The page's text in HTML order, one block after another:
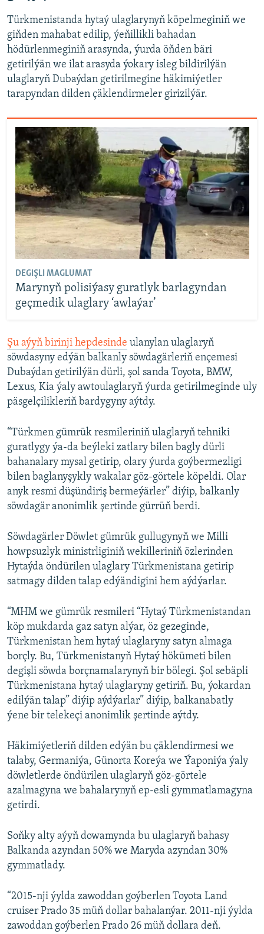
Türkmenistanda hytaý ulaglarynyň köpelmeginiň we
giňden mahabat edilip, ýeňillikli bahadan
hödürlenmeginiň arasynda, ýurda öňden bäri
getirilýän we ilat arasyda ýokary isleg bildirilýän
ulaglaryň Dubaýdan getirilmegine häkimiýetler
tarapyndan dilden çäklendirmeler girizilýär.
DEGIŞLI MAGLUMAT
Marynyň polisiýasy guratlyk barlagyndan
geçmedik ulaglary ‘awlaýar’
Şu aýyň birinji hepdesinde ulanylan ulaglaryň
söwdasyny edýän balkanly söwdagärleriň ençemesi
Dubaýdan getirilýän dürli, şol sanda Toyota, BMW,
Lexus, Kia ýaly awtoulaglaryň ýurda getirilmeginde uly
päsgelçilikleriň bardygyny aýtdy.
“Türkmen gümrük resmileriniň ulaglaryň tehniki
guratlygy ýa-da beýleki zatlary bilen bagly dürli
bahanalary mysal getirip, olary ýurda goýbermezligi
bilen baglanyşykly wakalar göz-görtele köpeldi. Olar
anyk resmi düşündiriş bermeýärler” diýip, balkanly
söwdagär anonimlik şertinde gürrüň berdi.
Söwdagärler Döwlet gümrük gullugynyň we Milli
howpsuzlyk ministrliginiň wekilleriniň özlerinden
Hytaýda öndürilen ulaglary Türkmenistana getirip
satmagy dilden talap edýändigini hem aýdýarlar.
“MHM we gümrük resmileri “Hytaý Türkmenistandan
köp mukdarda gaz satyn alýar, öz gezeginde,
Türkmenistan hem hytaý ulaglaryny satyn almaga
borçly. Bu, Türkmenistanyň Hytaý hökümeti bilen
degişli söwda borçnamalarynyň bir bölegi. Şol sebäpli
Türkmenistana hytaý ulaglaryny getiriň. Bu, ýokardan
edilýän talap” diýip aýdýarlar” diýip, balkanabatly
ýene bir telekeçi anonimlik şertinde aýtdy.
Häkimiýetleriň dilden edýän bu çäklendirmesi we
talaby, Germaniýa, Günorta Koreýa we Ýaponiýa ýaly
döwletlerde öndürilen ulaglaryň göz-görtele
azalmagyna we bahalarynyň ep-esli gymmatlamagyna
getirdi.
Soňky alty aýyň dowamynda bu ulaglaryň bahasy
Balkanda azyndan 50% we Maryda azyndan 30%
gymmatlady.
“2015-nji ýylda zawoddan goýberlen Toyota Land
cruiser Prado 35 müň dollar bahalanýar. 2011-nji ýylda
zawoddan goýberlen Prado 26 müň dollara deň.